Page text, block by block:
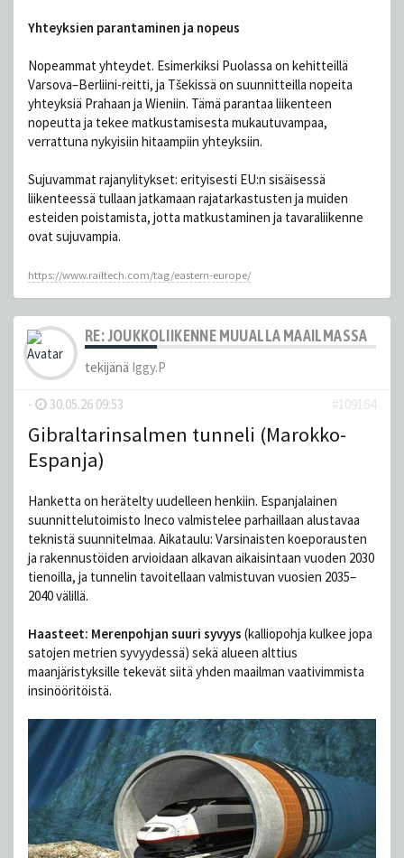
Yhteyksien parantaminen ja nopeus
Nopeammat yhteydet. Esimerkiksi Puolassa on kehitteillä
Varsova–Berliini-reitti, ja Tšekissä on suunnitteilla nopeita
yhteyksiä Prahaan ja Wieniin. Tämä parantaa liikenteen
nopeutta ja tekee matkustamisesta mukautuvampaa,
verrattuna nykyisiin hitaampiin yhteyksiin.
Sujuvammat rajanylitykset: erityisesti EU:n sisäisessä
liikenteessä tullaan jatkamaan rajatarkastusten ja muiden
esteiden poistamista, jotta matkustaminen ja tavaraliikenne
ovat sujuvampia.
https://www.railtech.com/tag/eastern-europe/
RE: JOUKKOLIIKENNE MUUALLA MAAILMASSA
tekijänä Iggy.P
- 30.05.26 09:53 #109164
Gibraltarinsalmen tunneli (Marokko-
Espanja)
Hanketta on herätelty uudelleen henkiin. Espanjalainen
suunnittelutoimisto Ineco valmistelee parhaillaan alustavaa
teknistä suunnitelmaa. Aikataulu: Varsinaisten koeporausten
ja rakennustöiden arvioidaan alkavan aikaisintaan vuoden 2030
tienoilla, ja tunnelin tavoitellaan valmistuvan vuosien 2035–
2040 välillä.
Haasteet: Merenpohjan suuri syvyys (kalliopohja kulkee jopa
satojen metrien syvyydessä) sekä alueen alttius
maanjäristyksille tekevät siitä yhden maailman vaativimmista
insinööritöistä.